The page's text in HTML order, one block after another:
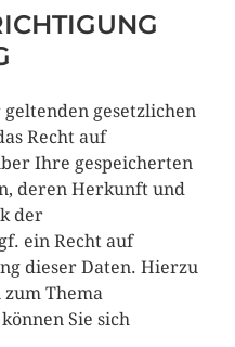
gesetzlichen
Recht auf
Ihre gespeicherten
deren Herkunft und
der
ein Recht auf
dieser Daten. Hierzu
Thema
Sie sich